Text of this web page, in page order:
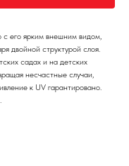
с его ярким внешним видом,
двойной структурой слоя.
садах и на детских
несчастные случаи,
к UV гарантировано.